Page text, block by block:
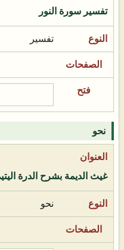
تفسير سورة النور
تفسير
نحو
غيث الديمة بشرح الدرة
نحو